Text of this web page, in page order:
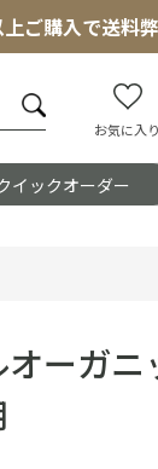
ご購入で送料弊
お気に入り
イックオーダー
オーガ